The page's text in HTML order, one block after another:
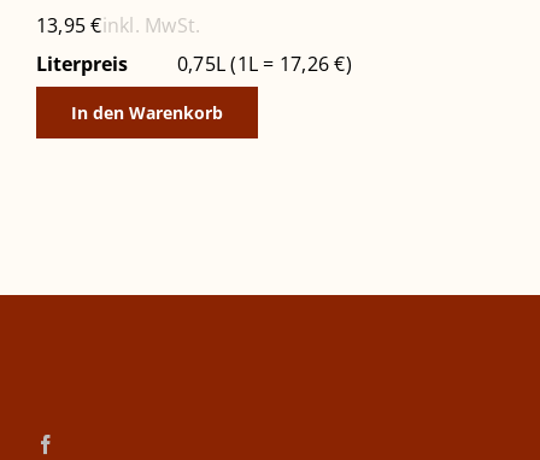
13,95€inkl. MwSt.
Literpreis
0,75L (1L = 17,26 €)
In den Warenkorb